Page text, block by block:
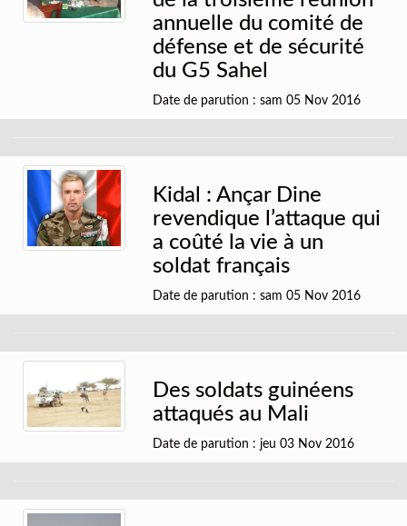
annuelle du comité de
défense et de sécurité
du G5 Sahel
Date de parution : sam 05 Nov 2016
Kidal : Ançar Dine
revendique l’attaque qui
a coûté la vie à un
soldat français
Date de parution : sam 05 Nov 2016
Des soldats guinéens
attaqués au Mali
Date de parution : jeu 03 Nov 2016